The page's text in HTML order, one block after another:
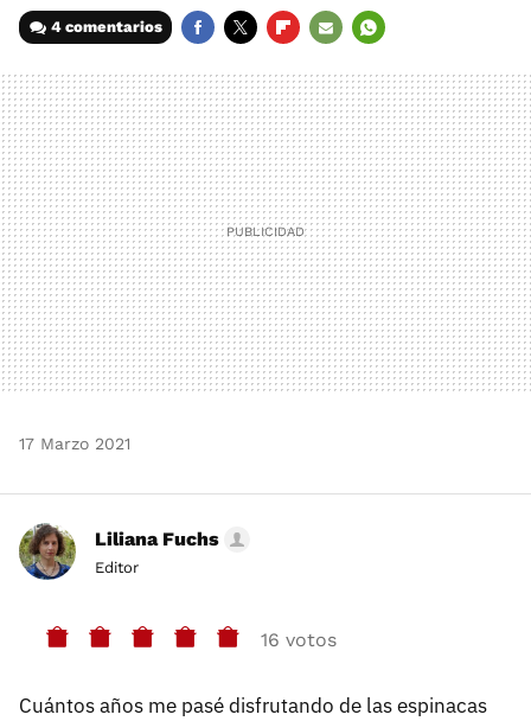
4 comentarios
MAIL
17 Marzo 2021
Liliana Fuchs
Editor
16 votos
Cuántos años me pasé disfrutando de las espinacas